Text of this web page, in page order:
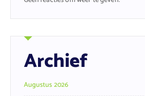
Archief
Augustus 2026